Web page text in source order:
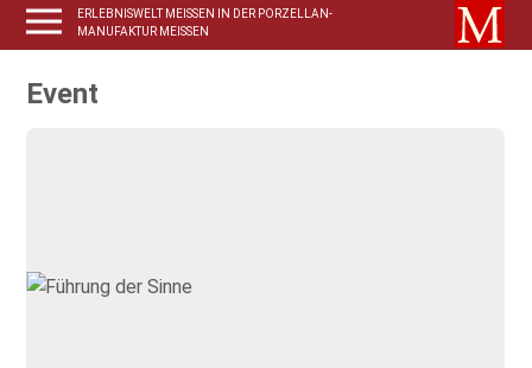
ERLEBNISWELT MEISSEN IN DER PORZELLAN-
MANUFAKTUR MEISSEN
Event